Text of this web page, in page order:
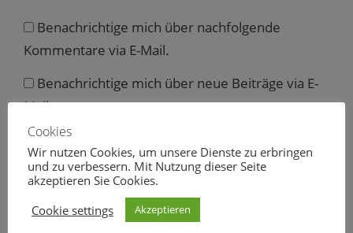
Benachrichtige mich über nachfolgende
Kommentare via E-Mail.
Benachrichtige mich über neue Beiträge via E-
Mail.
Diese Website verwendet Akismet, um Spam zu
reduzieren.
Erfahre mehr darüber, wie deine
Kommentardaten verarbeitet werden
Cookies
Wir nutzen Cookies, um unsere Dienste zu erbringen
und zu verbessern. Mit Nutzung dieser Seite
akzeptieren Sie Cookies.
Cookie settings
Akzeptieren